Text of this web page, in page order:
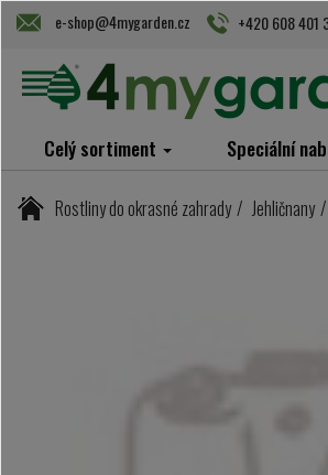
e-shop@4mygarden.cz +420 608 401
Celý sortiment Speciální
Rostliny do okrasné zahrady Jehličnany